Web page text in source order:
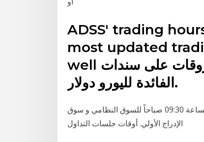
ADSS' trading
most updated
well عقود الفروقات على سندات T الأمريكية ومعدل
الفائدة لليورو دولار.
يتم التداول في الفترة التمهيدية من الساعة 9:15 صباحاً إلى الساعة 09:30 صباحاً للسوق النظامي و سوق